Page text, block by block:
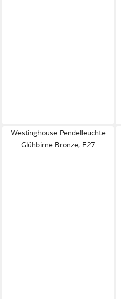
Westinghouse Pendelleuchte
Glühbirne Bronze, E27